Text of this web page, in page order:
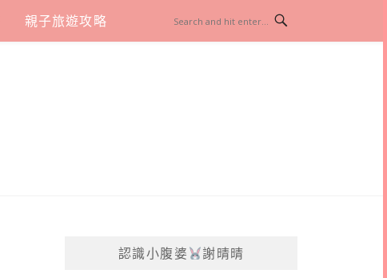
親子旅遊攻略
認識小腹婆 謝晴晴